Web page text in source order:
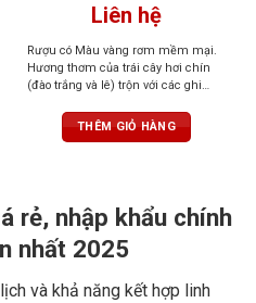
Liên hệ
Rượu có Màu vàng rơm mềm mại.
Hương thơm của trái cây hơi chín
(đào trắng và lê) trộn với các ghi
vị tươi mát, biểu hiện một sự tinh tế
và thú vị. Rượu kết hợp tốt với
THÊM GIỎ HÀNG
rẻ, nhập khẩu chính
nhất 2025
và khả năng kết hợp linh